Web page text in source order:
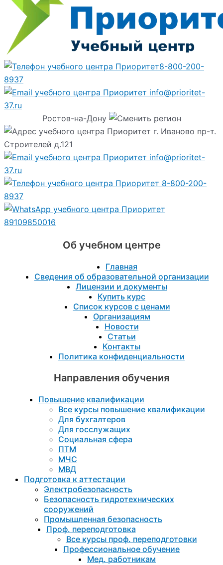
8-800-200-
8937
info@prioritet-
37.ru
Ростов-на-Дону
г. Иваново пр-т.
Строителей д.121
info@prioritet-
37.ru
8-800-200-
8937
89109850016
Об учебном центре
Главная
Сведения об образовательной организации
Лицензии и документы
Купить курс
Список курсов с ценами
Организациям
Новости
Статьи
Контакты
Политика конфиденциальности
Направления обучения
Повышение квалификации
Все курсы повышение квалификации
Для бухгалтеров
Для госслужащих
Социальная сфера
ПТМ
МЧС
МВД
Подготовка к aттестации
Электробезопасность
Безопасность гидротехнических
сооружений
Промышленная безопасность
Проф. переподготовка
Все курсы проф. переподготовки
Профессиональное обучение
Мед. работникам